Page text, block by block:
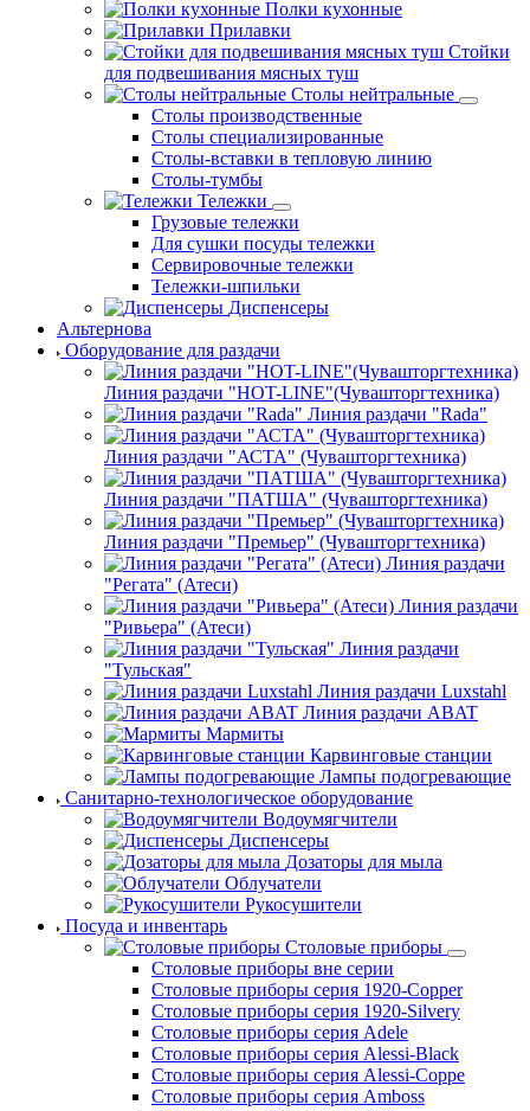
Полки кухонные
Прилавки
Стойки
для подвешивания мясных туш
Столы нейтральные
Столы производственные
Столы специализированные
Столы-вставки в тепловую линию
Столы-тумбы
Тележки
Грузовые тележки
Для сушки посуды тележки
Сервировочные тележки
Тележки-шпильки
Диспенсеры
Альтернова
Оборудование для раздачи
Линия раздачи "HOT-LINE"(Чувашторгтехника)
Линия раздачи "Rada"
Линия раздачи "АСТА" (Чувашторгтехника)
Линия раздачи "ПАТША" (Чувашторгтехника)
Линия раздачи "Премьер" (Чувашторгтехника)
Линия раздачи
"Регата" (Атеси)
Линия раздачи
"Ривьера" (Атеси)
Линия раздачи
"Тульская"
Линия раздачи Luxstahl
Линия раздачи ABAT
Мармиты
Карвинговые станции
Лампы подогревающие
Санитарно-технологическое оборудование
Водоумягчители
Диспенсеры
Дозаторы для мыла
Облучатели
Рукосушители
Посуда и инвентарь
Столовые приборы
Столовые приборы вне серии
Столовые приборы серия 1920-Copper
Столовые приборы серия 1920-Silvery
Столовые приборы серия Adele
Столовые приборы серия Alessi-Black
Столовые приборы серия Alessi-Coppe
Столовые приборы серия Amboss